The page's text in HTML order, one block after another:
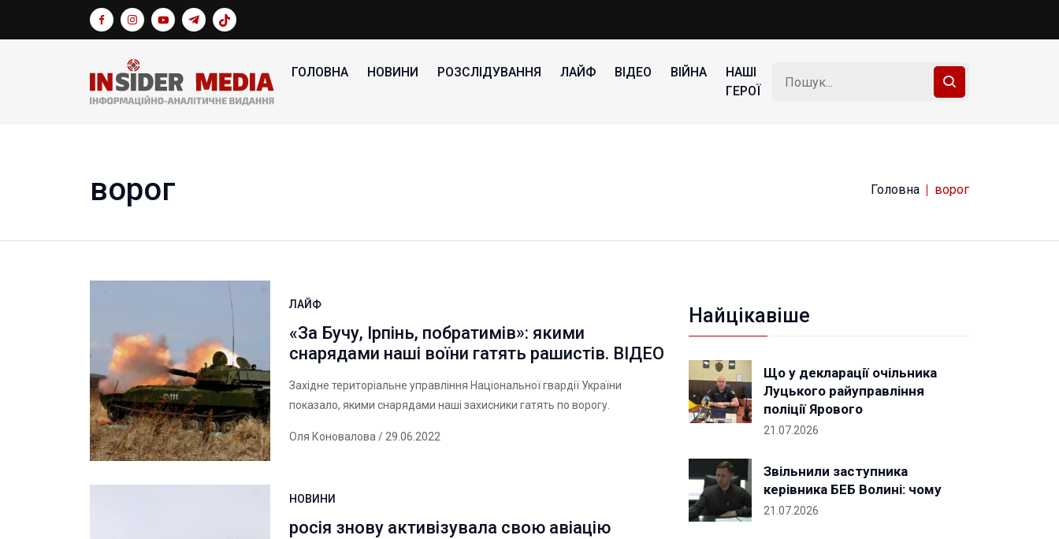
ГОЛОВНА НОВИНИ РОЗСЛІДУВАННЯ ЛАЙФ ВІДЕО ВІЙНА
НАШІ
ГЕРОЇ
ворог Головна ворог
ЛАЙФ
«За Бучу, Ірпінь, побратимів»: якими
снарядами наші воїни гатять рашистів. ВІДЕО
Західне територіальне управління Національної гвардії України
показало, якими снарядами наші захисники гатять по ворогу.
Оля Коновалова / 29.06.2022
НОВИНИ
росія знову активізувала свою авіацію
Найцікавіше
Що у декларації очільника
Луцького райуправління
поліції Ярового
21.07.2026
Звільнили заступника
керівника БЕБ Волині: чому
21.07.2026